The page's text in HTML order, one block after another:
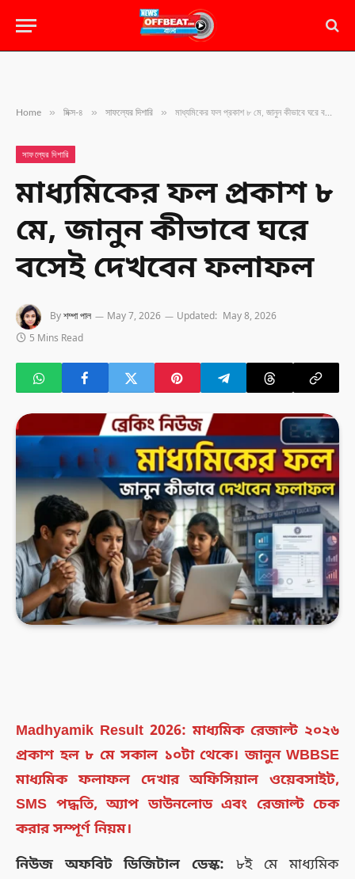
Home » মিক্স-৪ » সাফল্যের দিশারি » মাধ্যমিকের ফল প্রকাশ ৮ মে, জানুন কীভাবে ঘরে বসেই দেখবেন ফলাফল
সাফল্যের দিশারি
মাধ্যমিকের ফল প্রকাশ ৮
মে, জানুন কীভাবে ঘরে
বসেই দেখবেন ফলাফল
Byশম্পা পাল May 7, 2026 Updated: May 8, 2026
5 Mins Read
Madhyamik Result 2026: মাধ্যমিক রেজাল্ট ২০২৬
প্রকাশ হল ৮ মে সকাল ১০টা থেকে। জানুন WBBSE
মাধ্যমিক ফলাফল দেখার অফিসিয়াল ওয়েবসাইট,
SMS পদ্ধতি, অ্যাপ ডাউনলোড এবং রেজাল্ট চেক
করার সম্পূর্ণ নিয়ম।
নিউজ অফবিট ডিজিটাল ডেস্ক: ৮ই মে মাধ্যমিক